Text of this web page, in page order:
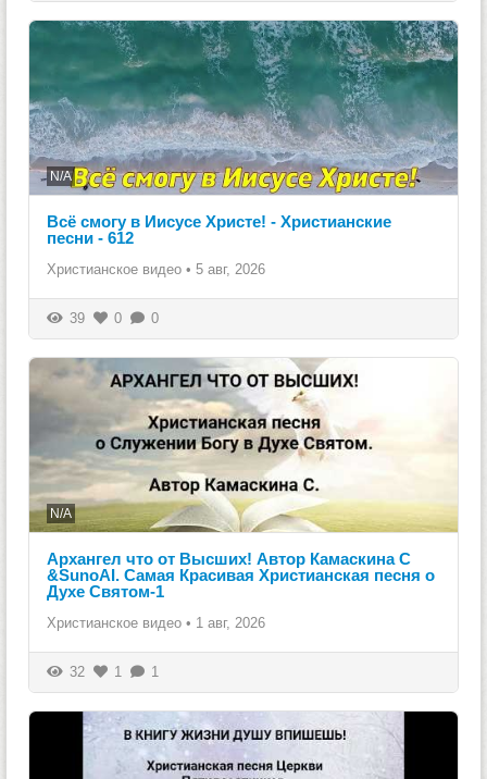
N/A
Всё смогу в Иисусе Христе! - Христианские
песни - 612
Христианское видео • 5 авг, 2026
39 0 0
N/A
Архангел что от Высших! Автор Камаскина С
&SunoAI. Самая Красивая Христианская песня о
Духе Святом-1
Христианское видео • 1 авг, 2026
32 1 1